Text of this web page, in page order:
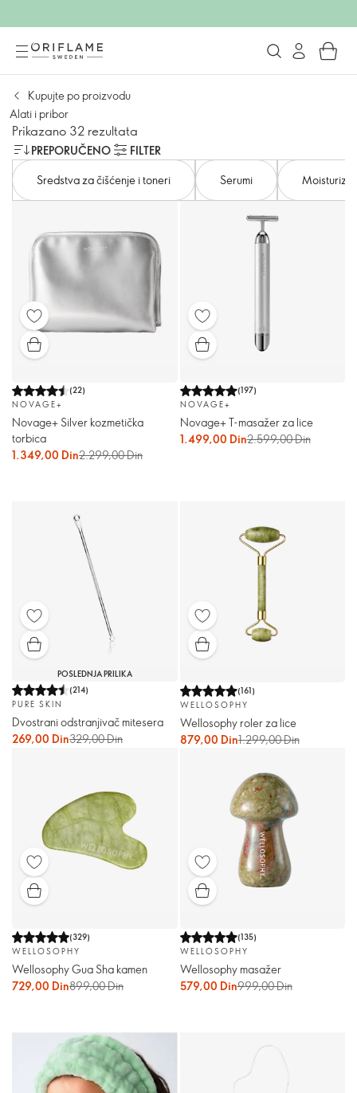
Kupujte po proizvodu
Alati i pribor
Prikazano 32 rezultata
PREPORUČENO
FILTER
Sredstva za čišćenje i toneri
Serumi
(22)
NOVAGE+
Novage+ Silver kozmetička
torbica
1.349,00 Din2.299,00 Din
(197)
NOVAGE+
Novage+ T-masažer za lice
1.499,00 Din2.599,00 Din
POSLEDNJA PRILIKA
(214)
PURE SKIN
Dvostrani odstranjivač mitesera
269,00 Din329,00 Din
(161)
WELLOSOPHY
Wellosophy roler za lice
879,00 Din1.299,00 Din
(329)
WELLOSOPHY
Wellosophy Gua Sha kamen
729,00 Din899,00 Din
(135)
WELLOSOPHY
Wellosophy masažer
579,00 Din999,00 Din